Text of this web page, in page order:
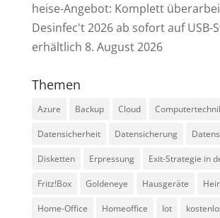
heise-Angebot: Komplett
Desinfec't 2026 ab sofort auf USB-
erhältlich 8. August 2026
Themen
Azure Backup Cloud
Datensicherheit Datensicherung
Disketten Erpressung Exit-Strategie in
Fritz!Box Goldeneye Hausgeräte
Home-Office Homeoffice Iot